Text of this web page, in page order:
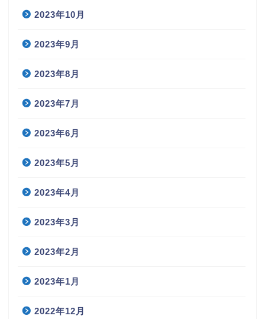
2023年10月
2023年9月
2023年8月
2023年7月
2023年6月
2023年5月
2023年4月
2023年3月
2023年2月
2023年1月
2022年12月